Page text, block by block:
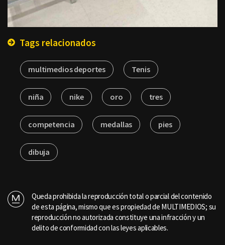
Tags relacionados
multimedios deportes Tenis
niña nike oro tres
competencia medallas pies
dibuja
Queda prohibida la reproducción total o parcial del contenido
de esta página, mismo que es propiedad de MULTIMEDIOS; su
reproducción no autorizada constituye una infracción y un
delito de conformidad con las leyes aplicables.